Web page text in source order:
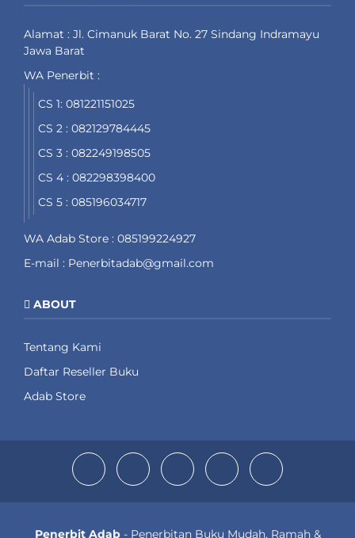
Alamat : Jl. Cimanuk Barat No. 27 Sindang Indramayu
Jawa Barat
WA Penerbit :
CS 1: 081221151025
CS 2 : 082129784445
CS 3 : 082249198505
CS 4 : 082298398400
CS 5 : 085196034717
WA Adab Store : 085199224927
E-mail : Penerbitadab@gmail.com
ABOUT
Tentang Kami
Daftar Reseller Buku
Adab Store
Penerbit Adab- Penerbitan Buku Mudah, Ramah &